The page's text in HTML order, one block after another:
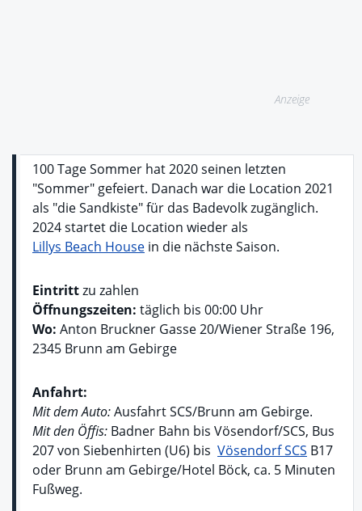
Anzeige
100 Tage Sommer hat 2020 seinen letzten
"Sommer" gefeiert. Danach war die Location 2021
als "die Sandkiste" für das Badevolk zugänglich.
2024 startet die Location wieder als
Lillys Beach House in die nächste Saison.
Eintrittzu zahlen
Öffnungszeiten: täglich bis 00:00 Uhr
Wo: Anton Bruckner Gasse 20/Wiener Straße 196,
2345 Brunn am Gebirge
Anfahrt:
Mit dem Auto:Ausfahrt SCS/Brunn am Gebirge.
Mit den Öffis: Badner Bahn bis Vösendorf/SCS, Bus
207 von Siebenhirten (U6) bis Vösendorf SCS B17
oder Brunn am Gebirge/Hotel Böck, ca. 5 Minuten
Fußweg.